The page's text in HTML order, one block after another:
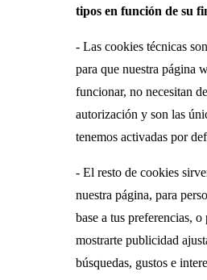
tipos en función de su
- Las cookies técnicas
para que nuestra página
funcionar, no necesitan
autorización y son las
tenemos activadas por
- El resto de cookies
nuestra página, para
base a tus preferencias, o
mostrarte publicidad
búsquedas, gustos e